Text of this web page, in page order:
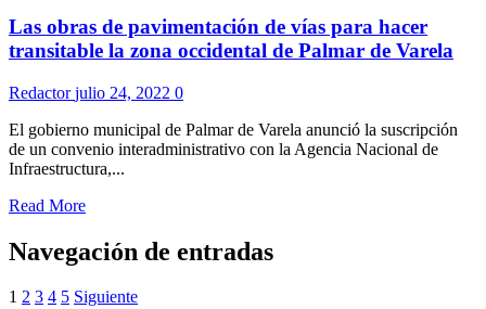
Las obras de pavimentación de vías para hacer
transitable la zona occidental de Palmar de Varela
Redactorjulio 24, 2022 0
El gobierno municipal de Palmar de Varela anunció la suscripción
de un convenio interadministrativo con la Agencia Nacional de
Infraestructura,...
Read More
Navegación de entradas
1 2 3 4 5 Siguiente